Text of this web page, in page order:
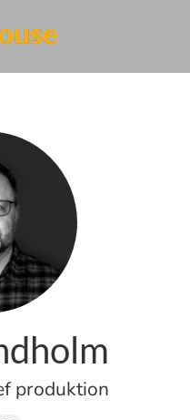
produktion